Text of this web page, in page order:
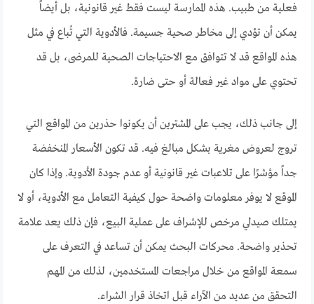
فعلية من طبيب. هذه الممارسة ليست فقط غير قانونية، بل أيضاً
يمكن أن تؤدي إلى مخاطر صحية جسيمة. فالأدوية التي تُباع في مثل
هذه المواقع قد لا تتوافق مع الاحتياجات الصحية للمرضى، بل قد
تحتوي على مواد غير فعالة أو حتى ضارة.
إلى جانب ذلك، يجب على المشترين أن يكونوا حذرين من المواقع التي
تروج لعروض مغرية بشكل مبالغ فيه. قد تكون الأسعار المنخفضة
جداً مؤشرًا على تلاعبات غير قانونية أو عدم جودة الأدوية. وإذا كان
الموقع لا يوفر معلومات واضحة حول كيفية التعامل مع الأدوية، أو لا
يمتلك صيدلي مرخص للإشراف على عملية البيع، فإن ذلك يعد علامة
تحذير واضحة. محركات البحث يمكن أن تساعد في التعرف على
سمعة المواقع من خلال مراجعات المستخدمين، لذلك من المهم
التحقق من عديد من الآراء قبل اتخاذ قرار الشراء.